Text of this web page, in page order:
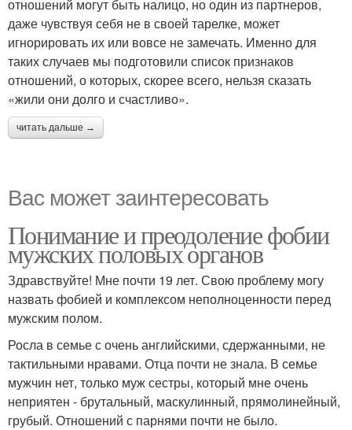
отношений могут быть налицо, но один из партнеров,
даже чувствуя себя не в своей тарелке, может
игнорировать их или вовсе не замечать. Именно для
таких случаев мы подготовили список признаков
отношений, о которых, скорее всего, нельзя сказать
«жили они долго и счастливо».
читать дальше →
Вас может заинтересовать
Понимание и преодоление фобии
мужских половых органов
Здравствуйте! Мне почти 19 лет. Свою проблему могу
назвать фобией и комплексом неполноценности перед
мужским полом.
Росла в семье с очень английскими, сдержанными, не
тактильными нравами. Отца почти не знала. В семье
мужчин нет, только муж сестры, который мне очень
неприятен - брутальный, маскулинный, прямолинейный,
грубый. Отношений с парнями почти не было.